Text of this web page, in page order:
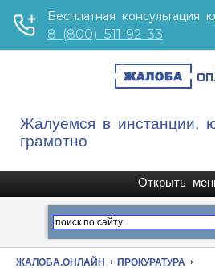
Жалуемся в инстанции,
грамотно
ЖАЛОБА.ОНЛАЙН ПРОКУРАТУРА